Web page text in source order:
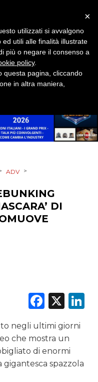
ADV >
DI
X
negli ultimi giorni
che mostra un
di enormi
spazzola
×
utilizzati si avvalgono
utili alle finalità illustrate
più o negare il consenso a
policy.
questa pagina, cliccando
in altra maniera,